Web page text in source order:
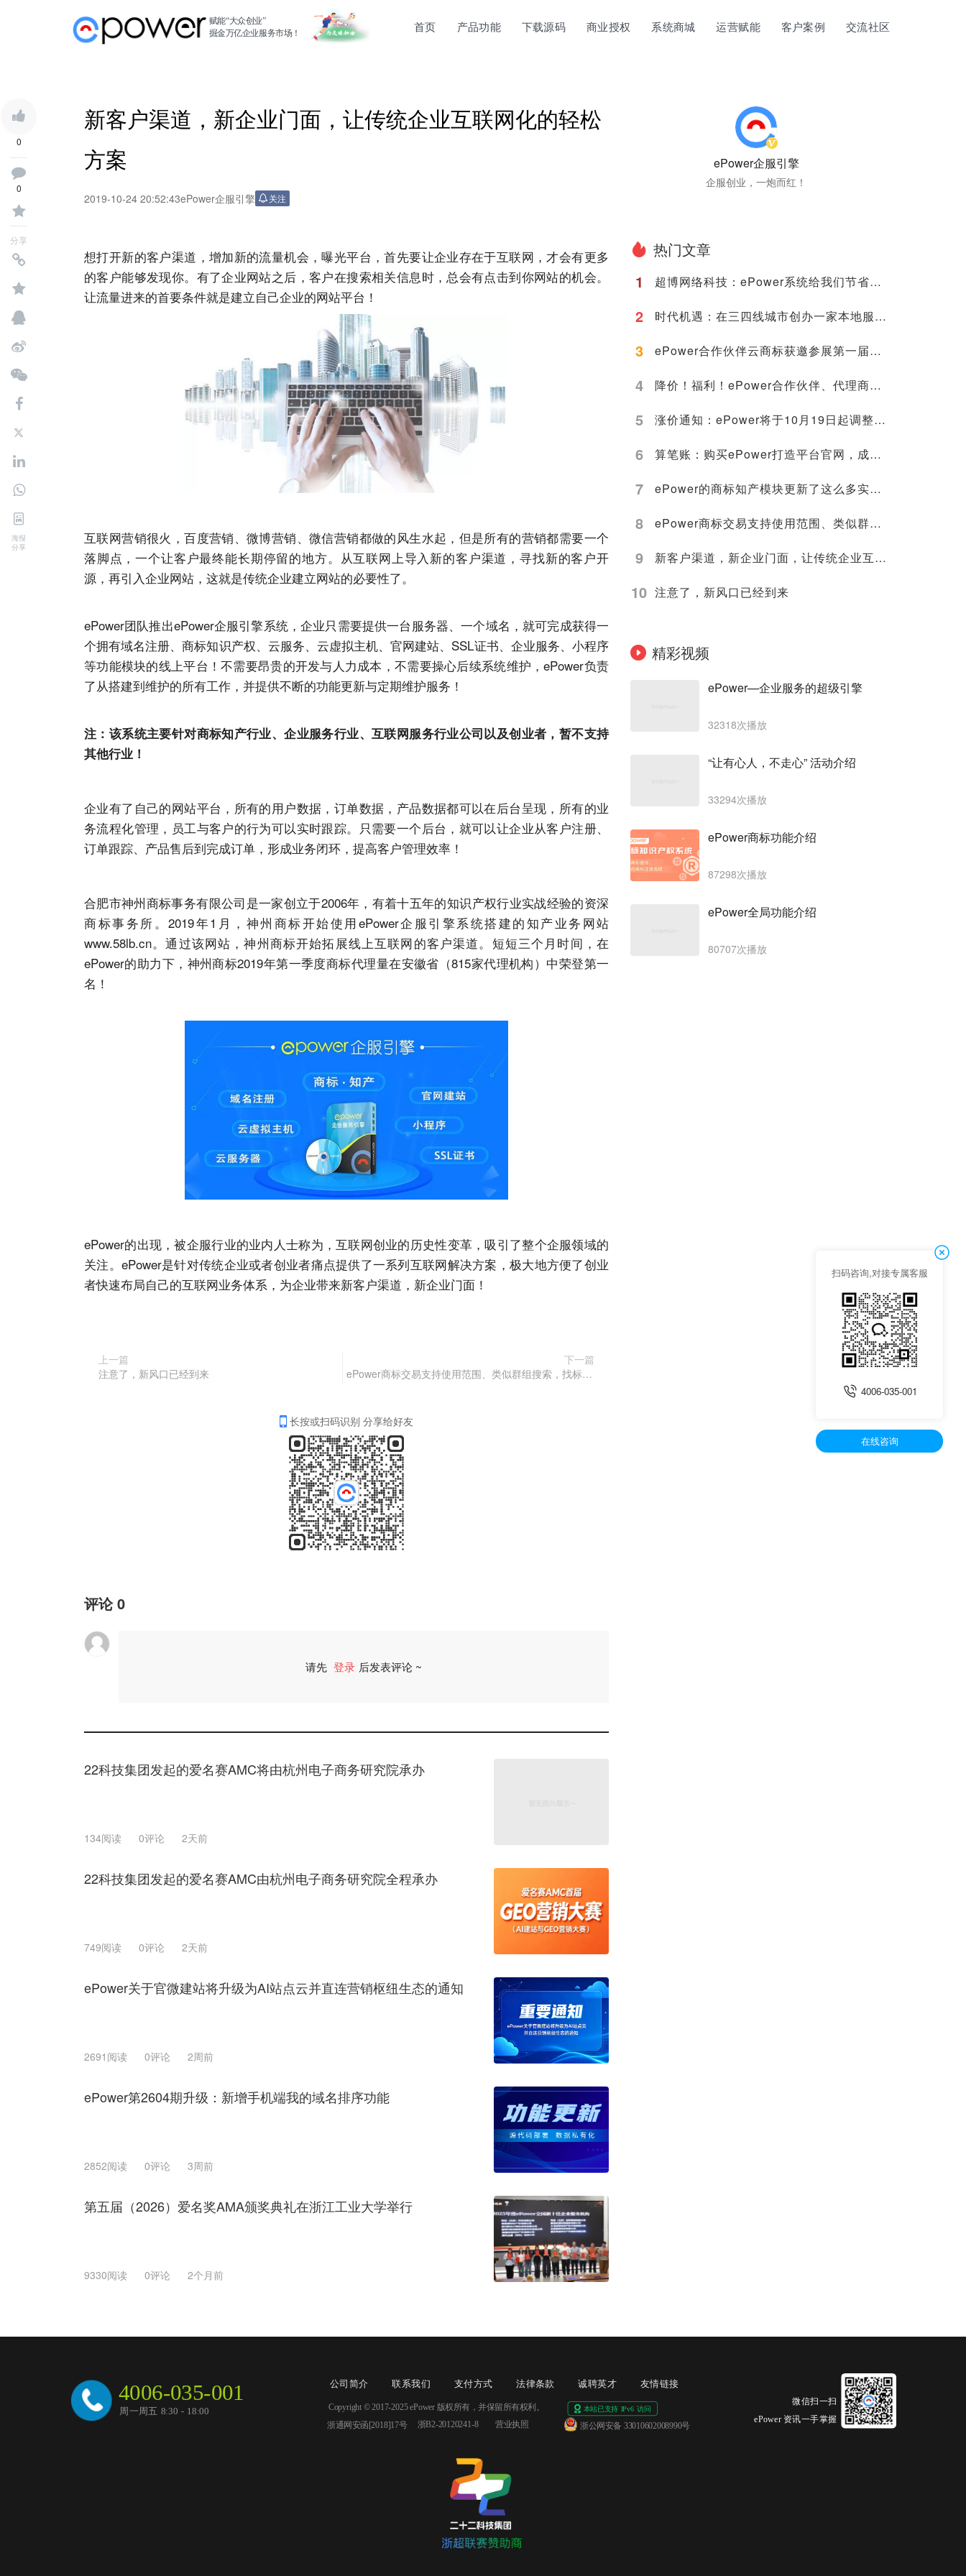
首页 产品功能 下载源码 商业授权 系统商城 运营赋能 客户案例 交流社区
赋能“大众创业”
掘金万亿企业服务市场！
0
0
分享
海报
分享
新客户渠道，新企业门面，让传统企业互联网化的轻松
方案
2019-10-24 20:52:43ePower企服引擎 关注
想打开新的客户渠道，增加新的流量机会，曝光平台，首先要让企业存在于互联网，才会有更多
的客户能够发现你。有了企业网站之后，客户在搜索相关信息时，总会有点击到你网站的机会。
让流量进来的首要条件就是建立自己企业的网站平台！
互联网营销很火，百度营销、微博营销、微信营销都做的风生水起，但是所有的营销都需要一个
落脚点，一个让客户最终能长期停留的地方。从互联网上导入新的客户渠道，寻找新的客户开
源，再引入企业网站，这就是传统企业建立网站的必要性了。
ePower团队推出ePower企服引擎系统，企业只需要提供一台服务器、一个域名，就可完成获得一
个拥有域名注册、商标知识产权、云服务、云虚拟主机、官网建站、SSL证书、企业服务、小程序
等功能模块的线上平台！不需要昂贵的开发与人力成本，不需要操心后续系统维护，ePower负责
了从搭建到维护的所有工作，并提供不断的功能更新与定期维护服务！
注：该系统主要针对商标知产行业、企业服务行业、互联网服务行业公司以及创业者，暂不支持
其他行业！
企业有了自己的网站平台，所有的用户数据，订单数据，产品数据都可以在后台呈现，所有的业
务流程化管理，员工与客户的行为可以实时跟踪。只需要一个后台，就可以让企业从客户注册、
订单跟踪、产品售后到完成订单，形成业务闭环，提高客户管理效率！
合肥市神州商标事务有限公司是一家创立于2006年，有着十五年的知识产权行业实战经验的资深
商标事务所。2019年1月，神州商标开始使用ePower企服引擎系统搭建的知产业务网站
www.58lb.cn。通过该网站，神州商标开始拓展线上互联网的客户渠道。短短三个月时间，在
ePower的助力下，神州商标2019年第一季度商标代理量在安徽省（815家代理机构）中荣登第一
名！
ePower的出现，被企服行业的业内人士称为，互联网创业的历史性变革，吸引了整个企服领域的
关注。ePower是针对传统企业或者创业者痛点提供了一系列互联网解决方案，极大地方便了创业
者快速布局自己的互联网业务体系，为企业带来新客户渠道，新企业门面！
上一篇
注意了，新风口已经到来
下一篇
ePower商标交易支持使用范围、类似群组搜索，找标更方便！
长按或扫码识别 分享给好友
评论0
请先 登录 后发表评论 ~
22科技集团发起的爱名赛AMC将由杭州电子商务研究院承办
134阅读 0评论 2天前
22科技集团发起的爱名赛AMC由杭州电子商务研究院全程承办
749阅读 0评论 2天前
ePower关于官微建站将升级为AI站点云并直连营销枢纽生态的通知
2691阅读 0评论 2周前
ePower第2604期升级：新增手机端我的域名排序功能
2852阅读 0评论 3周前
第五届（2026）爱名奖AMA颁奖典礼在浙江工业大学举行
9330阅读 0评论 2个月前
ePower企服引擎
企服创业，一炮而红！
热门文章
1
超博网络科技：ePower系统给我们节省了很多的时间、人力与金钱成本！
2 时代机遇：在三四线城市创办一家本地服务的“阿里云”
3 ePower合作伙伴云商标获邀参展第一届中国—东盟人工智能峰会，并在新型智慧城市协同创新大赛荣获第一名！
4 降价！福利！ePower合作伙伴、代理商标注册价格低至268元，官微建站0成本
5 涨价通知：ePower将于10月19日起调整授权价格！
6 算笔账：购买ePower打造平台官网，成本究竟节约在哪里？
7 ePower的商标知产模块更新了这么多实用功能，你不来看看？
8 ePower商标交易支持使用范围、类似群组搜索，找标更方便！
9 新客户渠道，新企业门面，让传统企业互联网化的轻松方案
10 注意了，新风口已经到来
精彩视频
ePower—企业服务的超级引擎
32318次播放
“让有心人，不走心” 活动介绍
33294次播放
ePower商标功能介绍
87298次播放
ePower全局功能介绍
80707次播放
公司简介 联系我们 支付方式 法律条款 诚聘英才 友情链接
4006-035-001
周一周五 8:30 - 18:00
微信扫一扫
ePower 资讯一手掌握
Copyright © 2017-2025 ePower 版权所有，并保留所有权利。
浙通网安函[2018]17号 浙B2-20120241-8 营业执照 浙公网安备 33010602008990号
扫码咨询,对接专属客服
4006-035-001
在线咨询